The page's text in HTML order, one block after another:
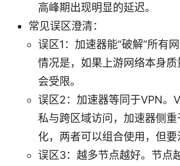
高峰期出现明显的延迟。
常见误区澄清：
误区1：加速器能“破解”所有
情况是，如果上游网络本身
会受限。
误区2：加速器等同于VPN。
私与跨区域访问，加速器侧
化，两者可以组合使用，但要
误区3：越多节点越好。节点